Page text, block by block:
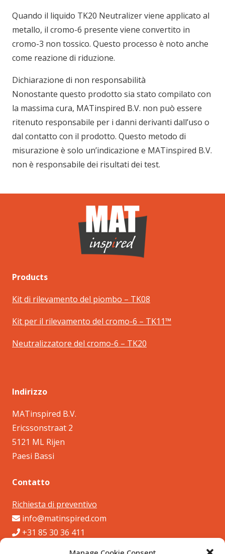
Quando il liquido TK20 Neutralizer viene applicato al
metallo, il cromo-6 presente viene convertito in
cromo-3 non tossico. Questo processo è noto anche
come reazione di riduzione.
Dichiarazione di non responsabilità
Nonostante questo prodotto sia stato compilato con
la massima cura, MATinspired B.V. non può essere
ritenuto responsabile per i danni derivanti dall’uso o
dal contatto con il prodotto. Questo metodo di
misurazione è solo un’indicazione e MATinspired B.V.
non è responsabile dei risultati dei test.
Products
Kit di rilevamento del piombo – TK08
Kit per il rilevamento del cromo-6 – TK11™
Neutralizzatore del cromo-6 – TK20
Indirizzo
MATinspired B.V.
Ericssonstraat 2
5121 ML Rijen
Paesi Bassi
Contatto
Richiesta di preventivo
info@matinspired.com
+31 85 30 36 411
Siamo raggiungibili telefonicamente nei giorni feriali